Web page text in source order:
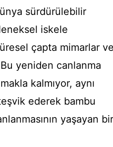
sürdürülebilir
iskele
çapta mimarlar
yeniden canlanma
kalmıyor, aynı
ederek bambu
yaşayan bir